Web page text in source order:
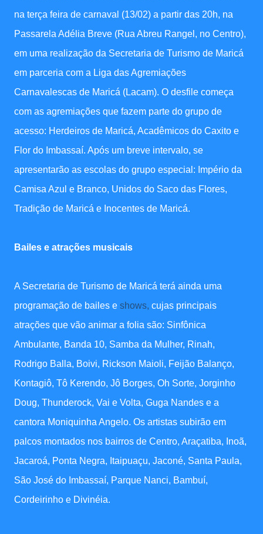
na terça feira de carnaval (13/02) a partir das 20h, na
Passarela Adélia Breve (Rua Abreu Rangel, no Centro),
em uma realização da Secretaria de Turismo de Maricá
em parceria com a Liga das Agremiações
Carnavalescas de Maricá (Lacam). O desfile começa
com as agremiações que fazem parte do grupo de
acesso: Herdeiros de Maricá, Acadêmicos do Caxito e
Flor do Imbassaí. Após um breve intervalo, se
apresentarão as escolas do grupo especial: Império da
Camisa Azul e Branco, Unidos do Saco das Flores,
Tradição de Maricá e Inocentes de Maricá.
Bailes e atrações musicais
A Secretaria de Turismo de Maricá terá ainda uma
programação de bailes e shows, cujas principais
atrações que vão animar a folia são: Sinfônica
Ambulante, Banda 10, Samba da Mulher, Rinah,
Rodrigo Balla, Boivi, Rickson Maioli, Feijão Balanço,
Kontagiô, Tô Kerendo, Jô Borges, Oh Sorte, Jorginho
Doug, Thunderock, Vai e Volta, Guga Nandes e a
cantora Moniquinha Angelo. Os artistas subirão em
palcos montados nos bairros de Centro, Araçatiba, Inoã,
Jacaroá, Ponta Negra, Itaipuaçu, Jaconé, Santa Paula,
São José do Imbassaí, Parque Nanci, Bambuí,
Cordeirinho e Divinéia.